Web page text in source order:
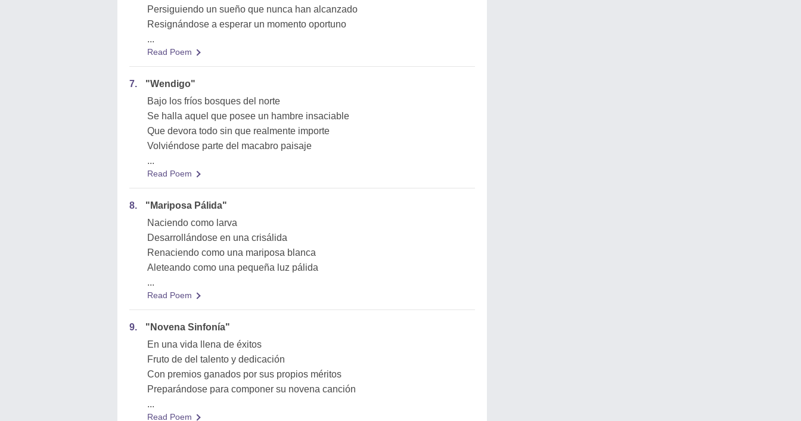
Persiguiendo un sueño que nunca han alcanzado
Resignándose a esperar un momento oportuno
...
Read Poem
7.
"Wendigo"
Bajo los fríos bosques del norte
Se halla aquel que posee un hambre insaciable
Que devora todo sin que realmente importe
Volviéndose parte del macabro paisaje
...
Read Poem
8.
"Mariposa Pálida"
Naciendo como larva
Desarrollándose en una crisálida
Renaciendo como una mariposa blanca
Aleteando como una pequeña luz pálida
...
Read Poem
9.
"Novena Sinfonía"
En una vida llena de éxitos
Fruto de del talento y dedicación
Con premios ganados por sus propios méritos
Preparándose para componer su novena canción
...
Read Poem